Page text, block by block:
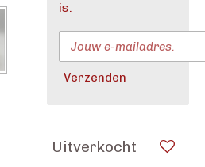
is.
Verzenden
Uitverkocht